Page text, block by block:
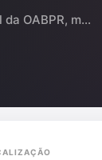
OABPR, m...